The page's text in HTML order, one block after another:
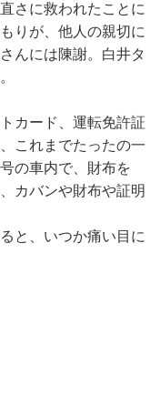
さに救われたことに
りが、他人の親切に
んには陳謝。白井タ
カード、運転免許証
これまでたったの一
の車内で、財布を
カバンや財布や証明
と、いつか痛い目に